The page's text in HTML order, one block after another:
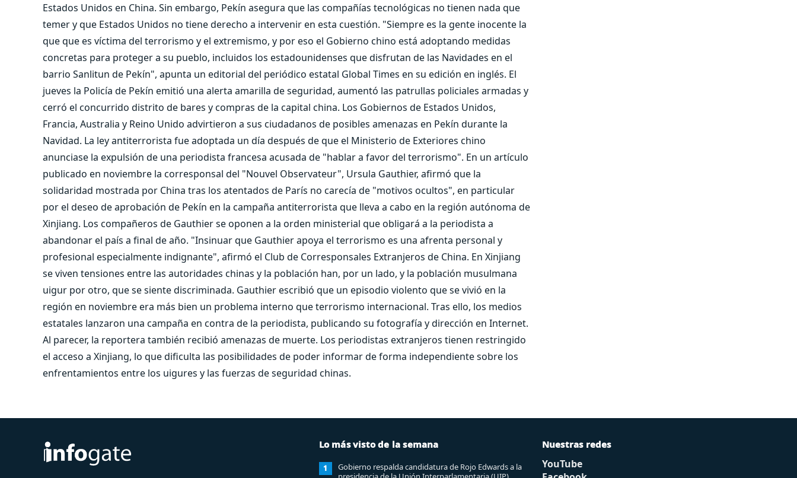
Estados Unidos en China. Sin embargo, Pekín asegura que las compañías tecnológicas no tienen nada que
temer y que Estados Unidos no tiene derecho a intervenir en esta cuestión. "Siempre es la gente inocente la
que que es víctima del terrorismo y el extremismo, y por eso el Gobierno chino está adoptando medidas
concretas para proteger a su pueblo, incluidos los estadounidenses que disfrutan de las Navidades en el
barrio Sanlitun de Pekín", apunta un editorial del periódico estatal Global Times en su edición en inglés. El
jueves la Policía de Pekín emitió una alerta amarilla de seguridad, aumentó las patrullas policiales armadas y
cerró el concurrido distrito de bares y compras de la capital china. Los Gobiernos de Estados Unidos,
Francia, Australia y Reino Unido advirtieron a sus ciudadanos de posibles amenazas en Pekín durante la
Navidad. La ley antiterrorista fue adoptada un día después de que el Ministerio de Exteriores chino
anunciase la expulsión de una periodista francesa acusada de "hablar a favor del terrorismo". En un artículo
publicado en noviembre la corresponsal del "Nouvel Observateur", Ursula Gauthier, afirmó que la
solidaridad mostrada por China tras los atentados de París no carecía de "motivos ocultos", en particular
por el deseo de aprobación de Pekín en la campaña antiterrorista que lleva a cabo en la región autónoma de
Xinjiang. Los compañeros de Gauthier se oponen a la orden ministerial que obligará a la periodista a
abandonar el país a final de año. "Insinuar que Gauthier apoya el terrorismo es una afrenta personal y
profesional especialmente indignante", afirmó el Club de Corresponsales Extranjeros de China. En Xinjiang
se viven tensiones entre las autoridades chinas y la población han, por un lado, y la población musulmana
uigur por otro, que se siente discriminada. Gauthier escribió que un episodio violento que se vivió en la
región en noviembre era más bien un problema interno que terrorismo internacional. Tras ello, los medios
estatales lanzaron una campaña en contra de la periodista, publicando su fotografía y dirección en Internet.
Al parecer, la reportera también recibió amenazas de muerte. Los periodistas extranjeros tienen restringido
el acceso a Xinjiang, lo que dificulta las posibilidades de poder informar de forma independiente sobre los
enfrentamientos entre los uigures y las fuerzas de seguridad chinas.
Lo más visto de la semana
1
Gobierno respalda candidatura de Rojo Edwards a la
Nuestras redes
YouTube